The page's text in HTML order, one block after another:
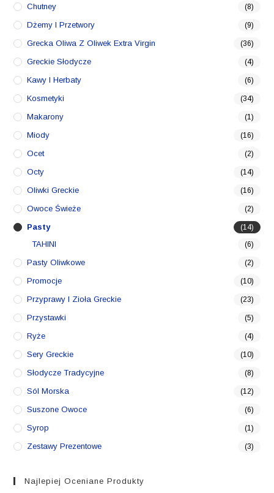
Chutney (8)
Dżemy I Przetwory (9)
Grecka Oliwa Z Oliwek Extra Virgin (36)
Greckie Słodycze (4)
Kawy I Herbaty (6)
Kosmetyki (34)
Makarony (1)
Miody (16)
Ocet (2)
Octy (14)
Oliwki Greckie (16)
Owoce Świeże (2)
Pasty (14)
TAHINI (6)
Pasty Oliwkowe (2)
Promocje (10)
Przyprawy I Zioła Greckie (23)
Przystawki (5)
Ryże (4)
Sery Greckie (10)
Słodycze Tradycyjne (8)
Sól Morska (12)
Suszone Owoce (6)
Syrop (1)
Zestawy Prezentowe (3)
Najlepiej Oceniane Produkty